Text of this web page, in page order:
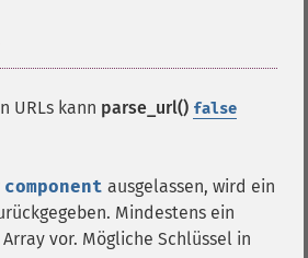
URLs kann parse_url() false
component ausgelassen, wird ein
Mindestens ein
vor. Mögliche Schlüssel in